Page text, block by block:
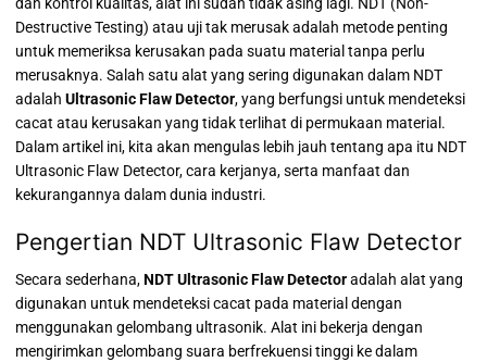
dan kontrol kualitas, alat ini sudah tidak asing lagi. NDT (Non-
Destructive Testing) atau uji tak merusak adalah metode penting
untuk memeriksa kerusakan pada suatu material tanpa perlu
merusaknya. Salah satu alat yang sering digunakan dalam NDT
adalah Ultrasonic Flaw Detector, yang berfungsi untuk mendeteksi
cacat atau kerusakan yang tidak terlihat di permukaan material.
Dalam artikel ini, kita akan mengulas lebih jauh tentang apa itu NDT
Ultrasonic Flaw Detector, cara kerjanya, serta manfaat dan
kekurangannya dalam dunia industri.
Pengertian NDT Ultrasonic Flaw Detector
Secara sederhana,NDT Ultrasonic Flaw Detectoradalah alat yang
digunakan untuk mendeteksi cacat pada material dengan
menggunakan gelombang ultrasonik. Alat ini bekerja dengan
mengirimkan gelombang suara berfrekuensi tinggi ke dalam